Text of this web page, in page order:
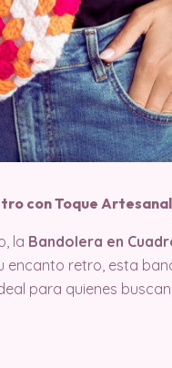
con Toque Artesanal
la Bandolera en
encanto retro, esta
para quienes